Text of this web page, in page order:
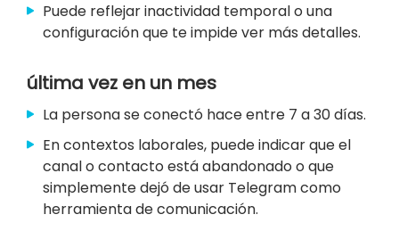
Puede reflejar inactividad temporal o una
configuración que te impide ver más detalles.
última vez en un mes
La persona se conectó hace entre 7 a 30 días.
En contextos laborales, puede indicar que el
canal o contacto está abandonado o que
simplemente dejó de usar Telegram como
herramienta de comunicación.